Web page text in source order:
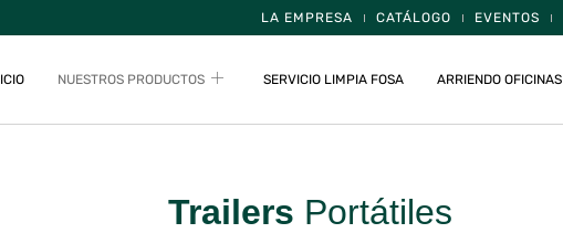
LA EMPRESA CATÁLOGO EVENTOS
NUESTROS PRODUCTOS SERVICIO LIMPIA FOSA ARRIENDO OFICINAS
Trailers Portátiles